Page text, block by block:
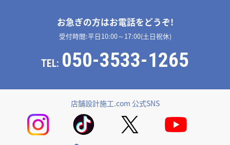
お急ぎの方はお電話をどうぞ!
受付時間:平日10:00～17:00(土日祝休)
TEL: 050-3533-1265
店舗設計施工.com 公式SNS